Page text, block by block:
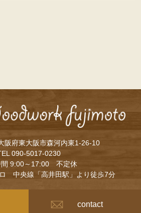
contact
阪府東大阪市森河内東1-26-10
090-5017-0230
間 9:00～17:00 不定休
中央線「高井田駅」より徒歩7分